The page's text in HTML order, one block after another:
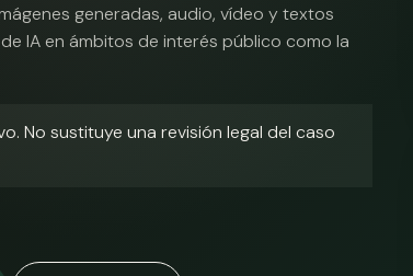
generadas, audio, vídeo y textos
IA en ámbitos de interés público como la
No sustituye una revisión legal del caso